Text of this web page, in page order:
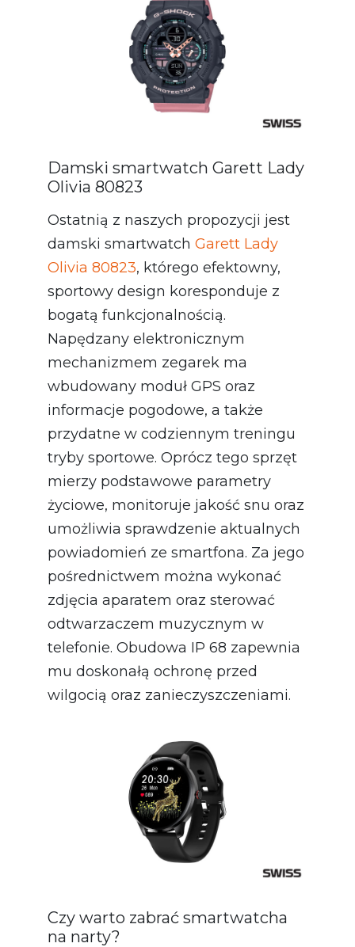
Damski smartwatch Garett Lady
Olivia 80823
Ostatnią z naszych propozycji jest
damski smartwatch Garett Lady
Olivia 80823, którego efektowny,
sportowy design koresponduje z
bogatą funkcjonalnością.
Napędzany elektronicznym
mechanizmem zegarek ma
wbudowany moduł GPS oraz
informacje pogodowe, a także
przydatne w codziennym treningu
tryby sportowe. Oprócz tego sprzęt
mierzy podstawowe parametry
życiowe, monitoruje jakość snu oraz
umożliwia sprawdzenie aktualnych
powiadomień ze smartfona. Za jego
pośrednictwem można wykonać
zdjęcia aparatem oraz sterować
odtwarzaczem muzycznym w
telefonie. Obudowa IP 68 zapewnia
mu doskonałą ochronę przed
wilgocią oraz zanieczyszczeniami.
Czy warto zabrać smartwatcha
na narty?